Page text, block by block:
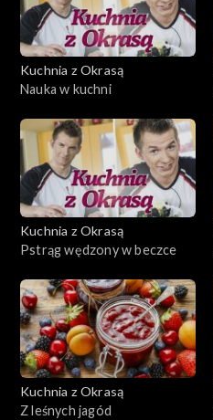
Kuchnia z Okrasą
Nauka w kuchni
Kuchnia z Okrasą
Pstrąg wędzony w beczce
Kuchnia z Okrasą
Z leśnych jagód